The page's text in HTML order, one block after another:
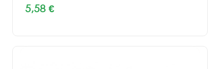
5,58 €